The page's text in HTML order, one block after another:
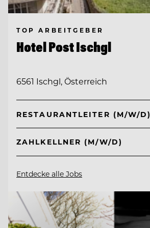
TOP ARBEITGEBER
Hotel Post Ischgl
6561 Ischgl, Österreich
RESTAURANTLEITER (M/W/D)
ZAHLKELLNER (M/W/D)
Entdecke alle Jobs